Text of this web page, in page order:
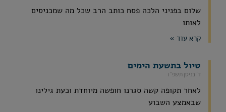
שלום בפניני הלכה פסח כותב הרב שכל מה שמכניסים
לאותו
קרא עוד »
טיול בתשעת הימים
ד׳ בניסן תשפ״ו
לאחר תקופה קשה סגרנו חופשה מיוחדת וכעת גילינו
שבאמצע השבוע